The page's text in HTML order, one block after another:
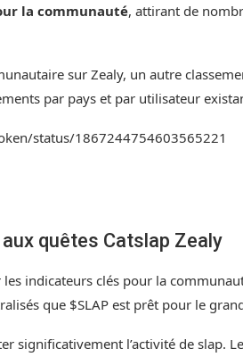
la communauté, attirant de
sur Zealy, un autre
par pays et par utilisateur
status/1867244754603565221
quêtes Catslap Zealy
indicateurs clés pour la
que $SLAP est prêt pour le
significativement l’activité de slap.